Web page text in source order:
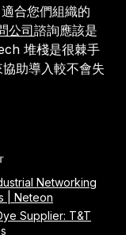
合您們組織的
公司諮詢應該是
堆棧是很棘手
助導入較不會失
Networking
| Neteon
Supplier: T&T